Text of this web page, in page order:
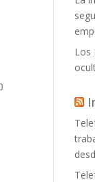
Los